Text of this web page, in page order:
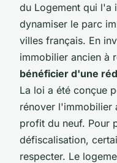
du Logement qui l'a
dynamiser le parc
villes français. En
immobilier ancien à
bénéficier d'une
La loi a été conçue
rénover l'immobilier
profit du neuf. Pour
défiscalisation,
respecter. Le